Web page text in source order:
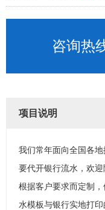
咨询热
项目说明
我们常年面向全国各
要代开银行流水，欢
根据客户要求而定制
水模板与银行实地打印